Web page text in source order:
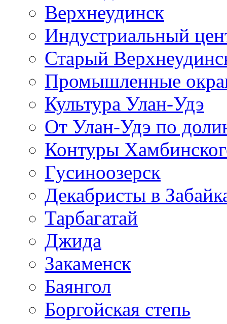
Верхнеудинск
Индустриальный
Старый
Промышленные
Культура Улан-Удэ
От Улан-Удэ по
Контуры
Гусиноозерск
Декабристы в
Тарбагатай
Джида
Закаменск
Баянгол
Боргойская степь